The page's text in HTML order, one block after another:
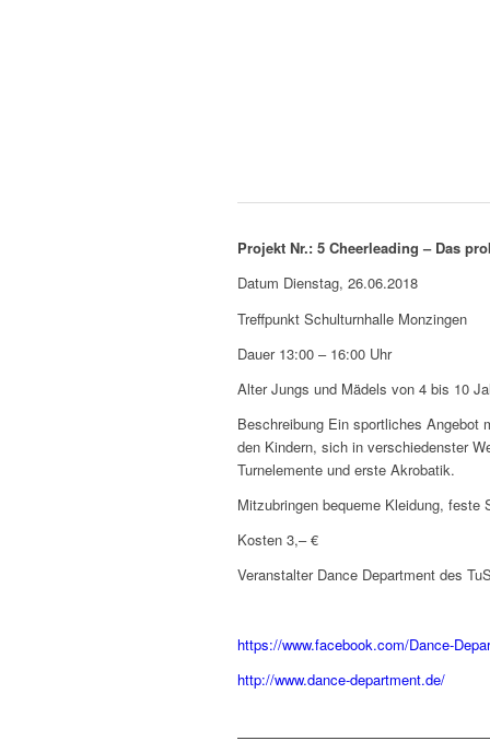
Projekt Nr.: 5 Cheerleading – Das
Datum Dienstag, 26.06.2018
Treffpunkt Schulturnhalle Monzingen
Dauer 13:00 – 16:00 Uhr
Alter Jungs und Mädels von 4 bis 10
Beschreibung Ein sportliches Angebot
den Kindern, sich in verschiedenster
Turnelemente und erste Akrobatik.
Mitzubringen bequeme Kleidung, feste
Kosten 3,– €
Veranstalter Dance Department des
https://www.facebook.com/Dance-
http://www.dance-department.de/